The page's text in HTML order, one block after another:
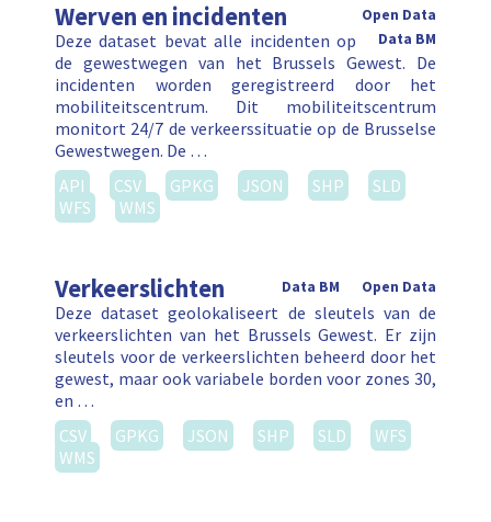
Werven en incidenten
Open Data
Data BM
Deze dataset bevat alle incidenten op
de gewestwegen van het Brussels Gewest. De
incidenten worden geregistreerd door het
mobiliteitscentrum. Dit mobiliteitscentrum
monitort 24/7 de verkeerssituatie op de Brusselse
Gewestwegen. De …
API
CSV GPKG JSON SHP
SLD
WFS
WMS
Verkeerslichten Open Data
Data BM
Deze dataset geolokaliseert de sleutels van de
verkeerslichten van het Brussels Gewest. Er zijn
sleutels voor de verkeerslichten beheerd door het
gewest, maar ook variabele borden voor zones 30,
en …
CSV
GPKG JSON SHP SLD
WFS
WMS